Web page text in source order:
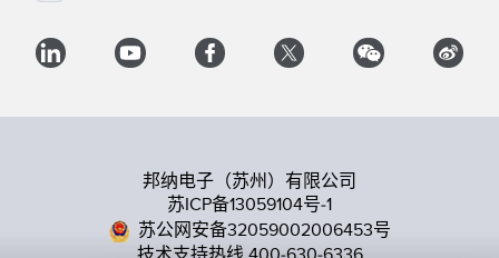
邦纳电子（苏州）有限公司
苏ICP备13059104号-1
苏公网安备32059002006453号